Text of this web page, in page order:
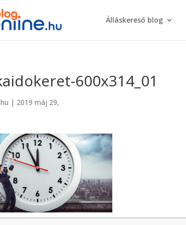
Álláskereső blog
600x314_01
| 2019 máj 29,